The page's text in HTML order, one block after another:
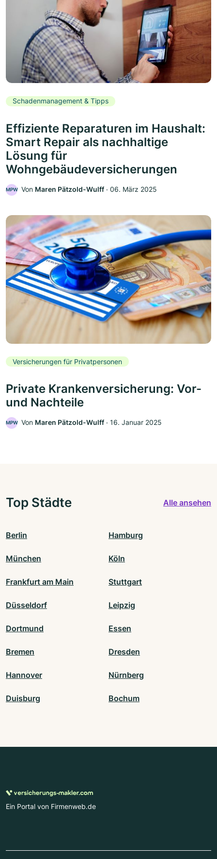
Schadenmanagement & Tipps
Effiziente Reparaturen im Haushalt:
Smart Repair als nachhaltige
Lösung für
Wohngebäudeversicherungen
MPW Von Maren Pätzold-Wulff ‧ 06. März 2025
Versicherungen für Privatpersonen
Private Krankenversicherung: Vor-
und Nachteile
MPW Von Maren Pätzold-Wulff ‧ 16. Januar 2025
Top Städte Alle ansehen
Berlin Hamburg
München Köln
Frankfurt am Main Stuttgart
Düsseldorf Leipzig
Dortmund Essen
Bremen Dresden
Hannover Nürnberg
Duisburg Bochum
Ein Portal von Firmenweb.de